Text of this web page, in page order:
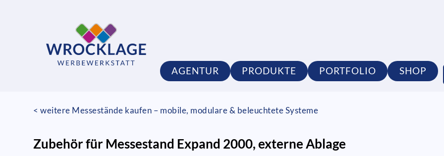
AGENTUR PRODUKTE PORTFOLIO SHOP
< weitere Messestände kaufen – mobile, modulare & beleuchtete Systeme
Zubehör für Messestand Expand 2000, externe Ablage